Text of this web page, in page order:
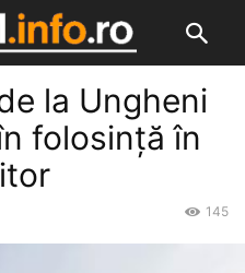
la Ungheni
folosință în
145